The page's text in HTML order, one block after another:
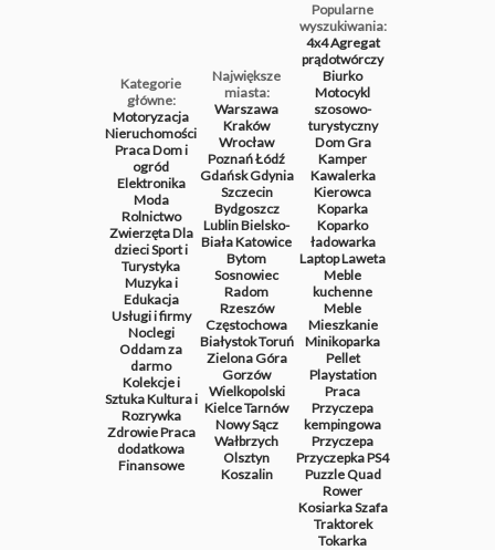
Kategorie
główne:
Motoryzacja
Nieruchomości
PracaDom i
ogród
Elektronika
Moda
Rolnictwo
ZwierzętaDla
dzieciSport i
Turystyka
Muzyka i
Edukacja
Usługi i firmy
Noclegi
Oddam za
darmo
Kolekcje i
SztukaKultura i
Rozrywka
ZdrowiePraca
dodatkowa
Finansowe
Największe
miasta:
Warszawa
Kraków
Wrocław
PoznańŁódź
GdańskGdynia
Szczecin
Bydgoszcz
LublinBielsko-
BiałaKatowice
Bytom
Sosnowiec
Radom
Rzeszów
Częstochowa
BiałystokToruń
Zielona Góra
Gorzów
Wielkopolski
KielceTarnów
Nowy Sącz
Wałbrzych
Olsztyn
Koszalin
Popularne
wyszukiwania:
4x4Agregat
prądotwórczy
Biurko
Motocykl
szosowo-
turystyczny
DomGra
Kamper
Kawalerka
Kierowca
Koparka
Koparko
ładowarka
LaptopLaweta
Meble
kuchenne
Meble
Mieszkanie
Minikoparka
Pellet
Playstation
Praca
Przyczepa
kempingowa
Przyczepa
PrzyczepkaPS4
PuzzleQuad
Rower
KosiarkaSzafa
Traktorek
Tokarka